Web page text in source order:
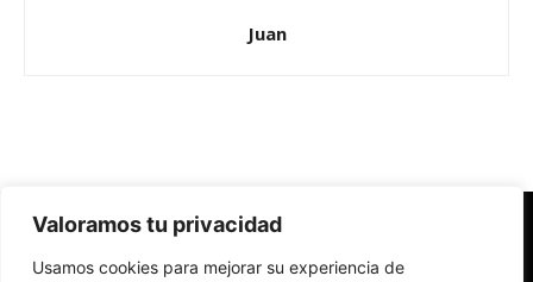
Valoramos tu privacidad
Usamos cookies para mejorar su experiencia de
Juan
Redes Cristianas
Una mirada alternativa sobre la Iglesia católica y la sociedad